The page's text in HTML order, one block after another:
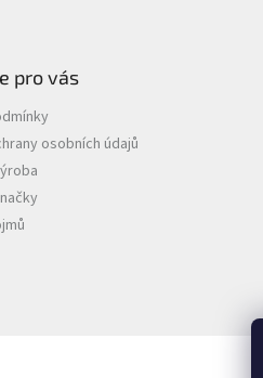
pro vás
osobních údajů